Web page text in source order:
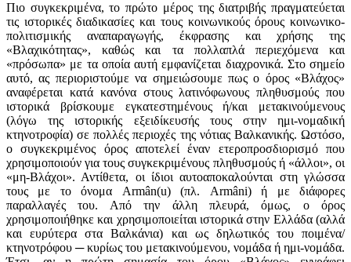
Πιο συγκεκριμένα, το πρώτο μέρος της διατριβής πραγματεύεται
τις ιστορικές διαδικασίες και τους κοινωνικούς όρους κοινωνικο-
πολιτισμικής αναπαραγωγής, έκφρασης και χρήσης της
«Βλαχικότητας», καθώς και τα πολλαπλά περιεχόμενα και
«πρόσωπα» με τα οποία αυτή εμφανίζεται διαχρονικά. Στο σημείο
αυτό, ας περιοριστούμε να σημειώσουμε πως ο όρος «Βλάχος»
αναφέρεται κατά κανόνα στους λατινόφωνους πληθυσμούς που
ιστορικά βρίσκουμε εγκατεστημένους ή/και μετακινούμενους
(λόγω της ιστορικής εξειδίκευσής τους στην ημι-νομαδική
κτηνοτροφία) σε πολλές περιοχές της νότιας Βαλκανικής. Ωστόσο,
ο συγκεκριμένος όρος αποτελεί έναν ετεροπροσδιορισμό που
χρησιμοποιούν για τους συγκεκριμένους πληθυσμούς ή «άλλοι», οι
«μη-Βλάχοι». Αντίθετα, οι ίδιοι αυτοαποκαλούνται στη γλώσσα
τους με το όνομα Armân(u) (πλ. Armâni) ή με διάφορες
παραλλαγές του. Από την άλλη πλευρά, όμως, ο όρος
χρησιμοποιήθηκε και χρησιμοποιείται ιστορικά στην Ελλάδα (αλλά
και ευρύτερα στα Βαλκάνια) και ως δηλωτικός του ποιμένα/
κτηνοτρόφου ─ κυρίως του μετακινούμενου, νομάδα ή ημι-νομάδα.